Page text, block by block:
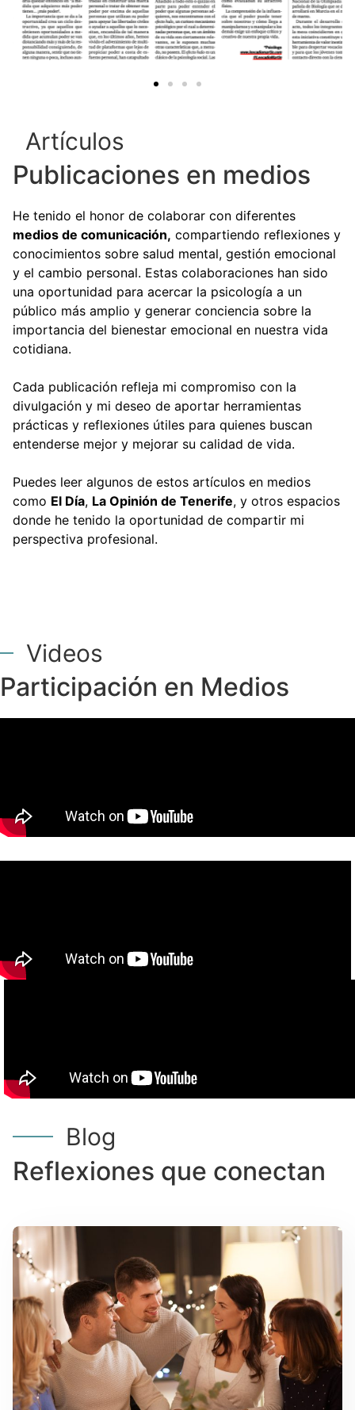
Artículos
Publicaciones en medios
He tenido el honor de colaborar con diferentes
medios de comunicación, compartiendo reflexiones y
conocimientos sobre salud mental, gestión emocional
y el cambio personal. Estas colaboraciones han sido
una oportunidad para acercar la psicología a un
público más amplio y generar conciencia sobre la
importancia del bienestar emocional en nuestra vida
cotidiana.
Cada publicación refleja mi compromiso con la
divulgación y mi deseo de aportar herramientas
prácticas y reflexiones útiles para quienes buscan
entenderse mejor y mejorar su calidad de vida.
Puedes leer algunos de estos artículos en medios
como El Día, La Opinión de Tenerife, y otros espacios
donde he tenido la oportunidad de compartir mi
perspectiva profesional.
Videos
Participación en Medios
Blog
Reflexiones que conectan